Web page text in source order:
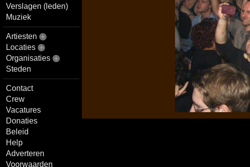
Verslagen (leden)
Muziek
Artiesten
Locaties
Organisaties
Steden
Contact
Crew
Vacatures
Donaties
Beleid
Help
Adverteren
Voorwaarden